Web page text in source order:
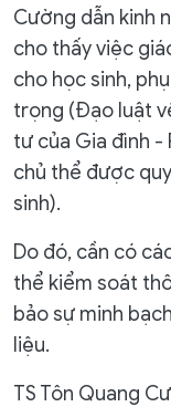
Cường dẫn kinh
cho thấy việc
cho học sinh,
trọng (Đạo luật
tư của Gia đình -
chủ thể được
sinh).
Do đó, cần có
thể kiểm soát
bảo sự minh
liệu.
TS Tôn Quang